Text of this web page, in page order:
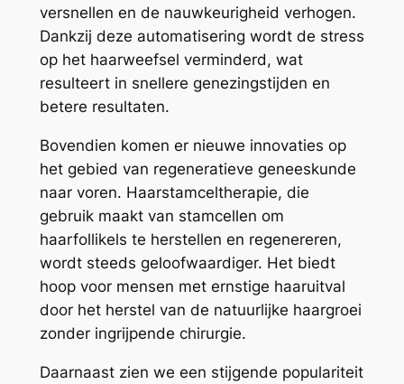
versnellen en de nauwkeurigheid verhogen.
Dankzij deze automatisering wordt de stress
op het haarweefsel verminderd, wat
resulteert in snellere genezingstijden en
betere resultaten.
Bovendien komen er nieuwe innovaties op
het gebied van regeneratieve geneeskunde
naar voren. Haarstamceltherapie, die
gebruik maakt van stamcellen om
haarfollikels te herstellen en regenereren,
wordt steeds geloofwaardiger. Het biedt
hoop voor mensen met ernstige haaruitval
door het herstel van de natuurlijke haargroei
zonder ingrijpende chirurgie.
Daarnaast zien we een stijgende populariteit